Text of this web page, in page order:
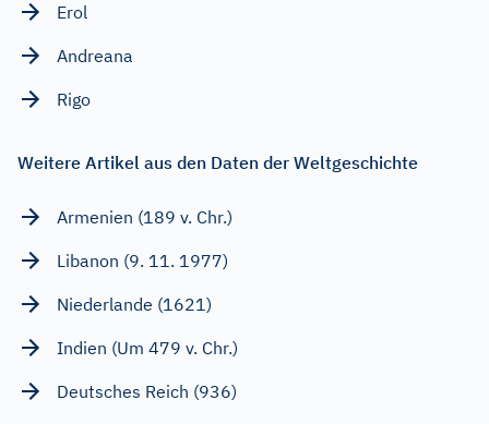
Erol
Andreana
Rigo
Weitere Artikel aus den Daten der Weltgeschichte
Armenien (189 v. Chr.)
Libanon (9. 11. 1977)
Niederlande (1621)
Indien (Um 479 v. Chr.)
Deutsches Reich (936)